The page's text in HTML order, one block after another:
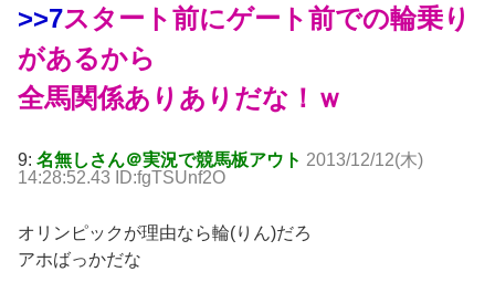
>>7スタート前にゲート前での輪乗り
があるから
全馬関係ありありだな！ｗ
9: 名無しさん＠実況で競馬板アウト 2013/12/12(木)
14:28:52.43 ID:fgTSUnf2O
オリンピックが理由なら輪(りん)だろ
アホばっかだな